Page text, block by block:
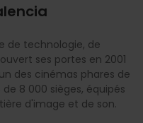
de technologie, de
ses portes en 2001
des cinémas phares de
8 000 sièges, équipés
d'image et de son.